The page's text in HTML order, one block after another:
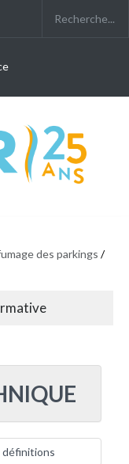
des parkings /
définitions